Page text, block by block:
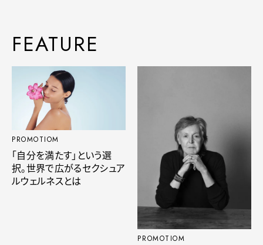
FEATURE
PROMOTIOM
「自分を満たす」という選
択。世界で広がるセクシュア
ルウェルネスとは
PROMOTIOM